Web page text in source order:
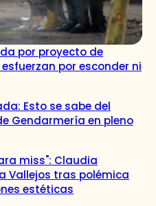
por proyecto de
por esconder ni
Esto se sabe del
Gendarmería en pleno
miss": Claudia
Vallejos tras polémica
estéticas